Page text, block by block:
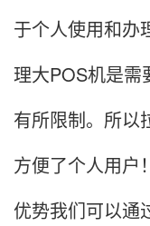
于个人使用和办
理大POS机是需
有所限制。所以
方便了个人用户
优势我们可以通